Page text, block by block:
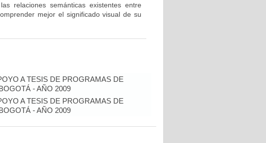
relaciones semánticas existentes entre
mejor el significado visual de su
A TESIS DE PROGRAMAS DE
- AÑO 2009
A TESIS DE PROGRAMAS DE
- AÑO 2009